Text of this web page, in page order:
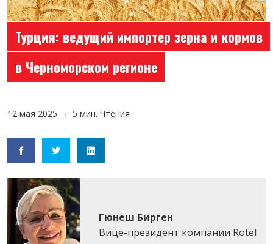
Турция: ведущий импортер зерна и кормов
в Черноморском регионе
12 мая 2025 5 мин. Чтения
Гюнеш Бирген
Вице-президент компании Rotel